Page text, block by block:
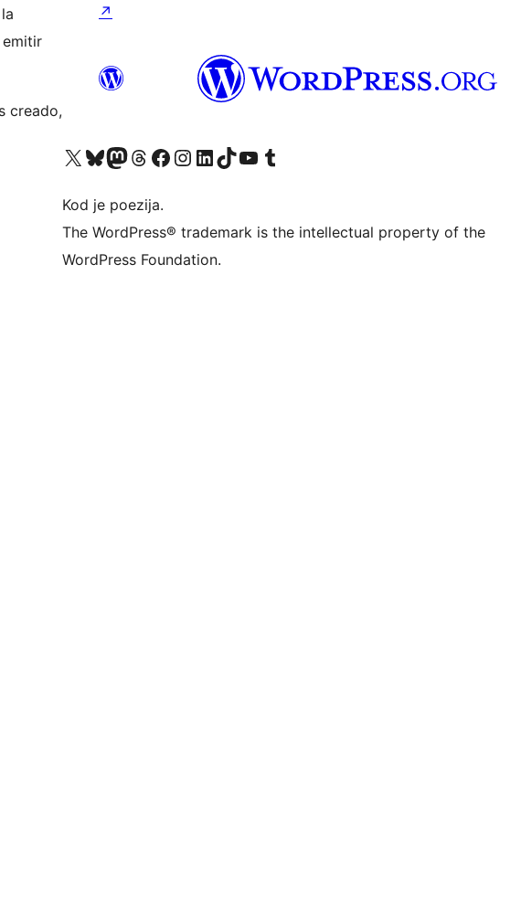
creado,
↗
Visit our X (formerly Twitter) account
Visit our Bluesky account
Visit our Mastodon account
Visit our Threads account
Visit our Facebook page
Visit our Instagram account
Visit our LinkedIn account
Visit our TikTok account
Visit our YouTube channel
Visit our Tumblr account
Kod je poezija.
The WordPress® trademark is the intellectual property of the
WordPress Foundation.